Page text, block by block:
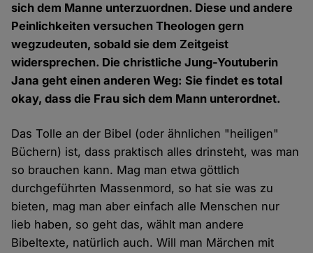
sich dem Manne unterzuordnen. Diese und andere
Peinlichkeiten versuchen Theologen gern
wegzudeuten, sobald sie dem Zeitgeist
widersprechen. Die christliche Jung-Youtuberin
Jana geht einen anderen Weg: Sie findet es total
okay, dass die Frau sich dem Mann unterordnet.
Das Tolle an der Bibel (oder ähnlichen "heiligen"
Büchern) ist, dass praktisch alles drinsteht, was man
so brauchen kann. Mag man etwa göttlich
durchgeführten Massenmord, so hat sie was zu
bieten, mag man aber einfach alle Menschen nur
lieb haben, so geht das, wählt man andere
Bibeltexte, natürlich auch. Will man Märchen mit